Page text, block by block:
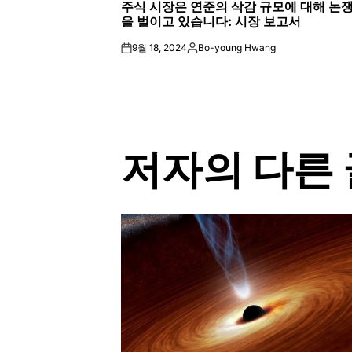
IN
주식 시장은 연준의 삭감 규모에 대해 논
을 벌이고 있습니다: 시장 보고서
on9월 18, 2024Posted
Bo-young Hwang
저자의 다른